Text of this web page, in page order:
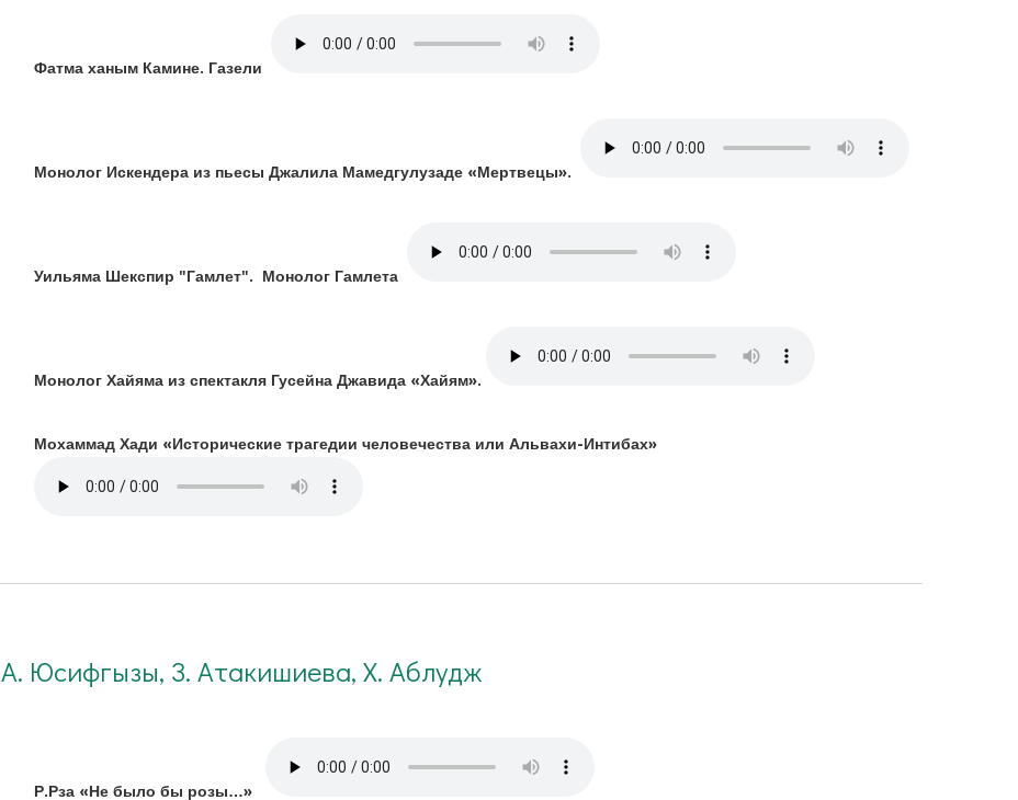
Фатма ханым Камине. Газели
Монолог Искендера из пьесы Джалила Мамедгулузаде «Мертвецы».
Уильяма Шекспир "Гамлет". Монолог Гамлета
Монолог Хайяма из спектакля Гусейна Джавида «Хайям».
Мохаммад Хади «Исторические трагедии человечества или Альвахи-Интибах»
А. Юсифгызы, З. Атакишиева, Х. Аблудж
Р.Рза «Не было бы розы…»